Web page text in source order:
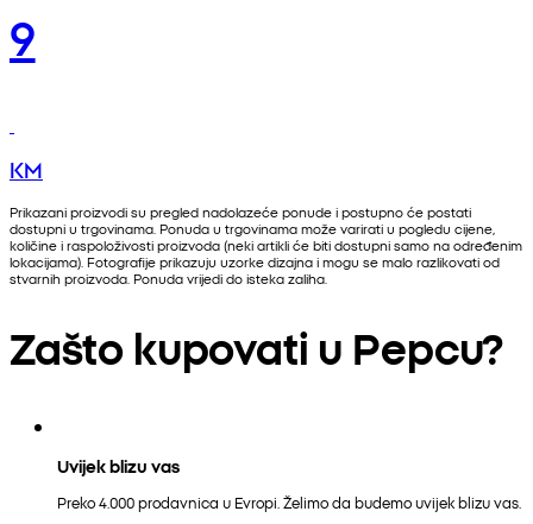
9
KM
Prikazani proizvodi su pregled nadolazeće ponude i postupno će postati
dostupni u trgovinama. Ponuda u trgovinama može varirati u pogledu cijene,
količine i raspoloživosti proizvoda (neki artikli će biti dostupni samo na određenim
lokacijama). Fotografije prikazuju uzorke dizajna i mogu se malo razlikovati od
stvarnih proizvoda. Ponuda vrijedi do isteka zaliha.
Zašto kupovati u Pepcu?
Uvijek blizu vas
Preko 4.000 prodavnica u Evropi. Želimo da budemo uvijek blizu vas.